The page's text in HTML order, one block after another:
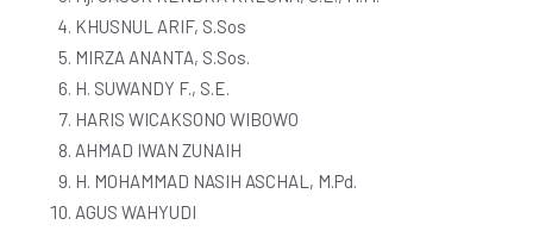
KHUSNUL ARIF, S.Sos
MIRZA ANANTA, S.Sos.
H. SUWANDY F., S.E.
HARIS WICAKSONO WIBOWO
AHMAD IWAN ZUNAIH
H. MOHAMMAD NASIH ASCHAL, M.Pd.
AGUS WAHYUDI